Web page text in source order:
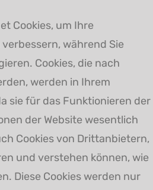
Cookies, um Ihre
während Sie
Cookies, die nach
werden in Ihrem
sie für das Funktionieren der
der Website wesentlich
Cookies von Drittanbietern,
und verstehen können, wie
Diese Cookies werden nur